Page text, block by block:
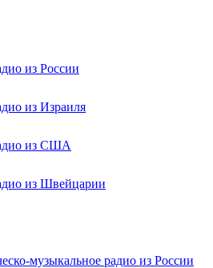
из России
из Израиля
из США
из Швейцарии
музыкальное радио из России